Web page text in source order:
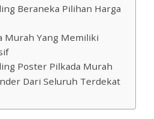
Beraneka Pilihan Harga
Murah Yang Memiliki
Poster Pilkada Murah
Dari Seluruh Terdekat